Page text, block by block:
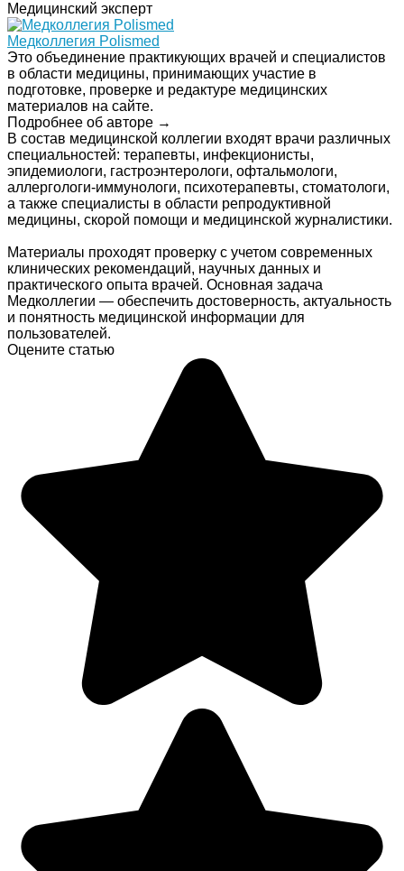
Медицинский эксперт
Медколлегия Polismed
Это объединение практикующих врачей и специалистов
в области медицины, принимающих участие в
подготовке, проверке и редактуре медицинских
материалов на сайте.
Подробнее об авторе →
В состав медицинской коллегии входят врачи различных
специальностей: терапевты, инфекционисты,
эпидемиологи, гастроэнтерологи, офтальмологи,
аллергологи-иммунологи, психотерапевты, стоматологи,
а также специалисты в области репродуктивной
медицины, скорой помощи и медицинской журналистики.
Материалы проходят проверку с учетом современных
клинических рекомендаций, научных данных и
практического опыта врачей. Основная задача
Медколлегии — обеспечить достоверность, актуальность
и понятность медицинской информации для
пользователей.
Оцените статью